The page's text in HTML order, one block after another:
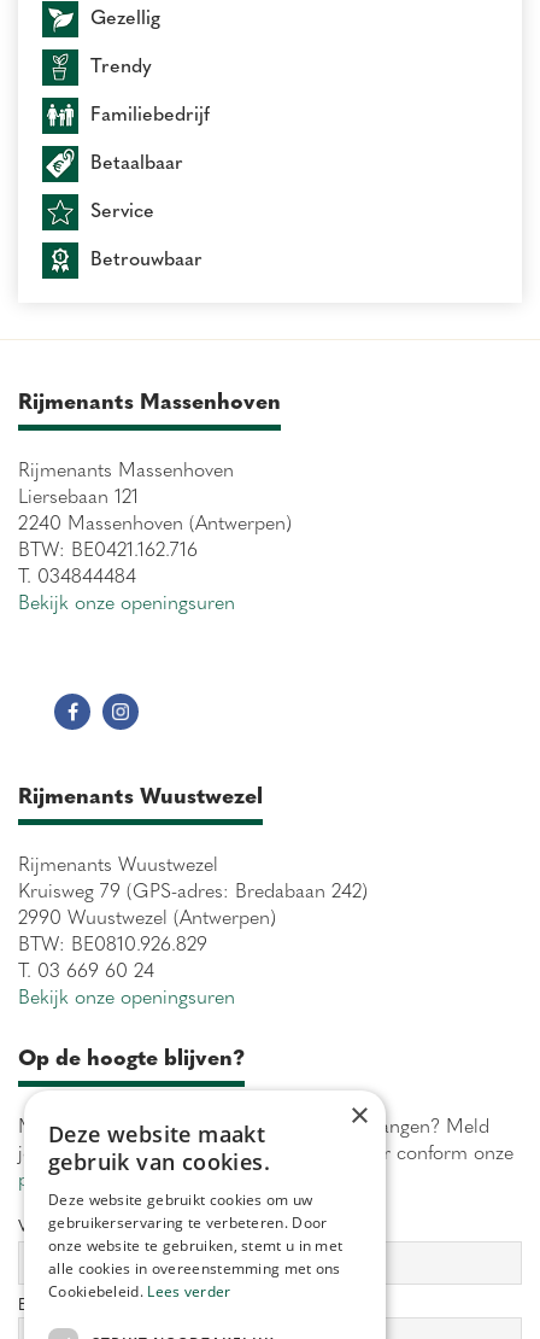
Gezellig
Trendy
Familiebedrijf
Betaalbaar
Service
Betrouwbaar
Rijmenants Massenhoven
Rijmenants Massenhoven
Liersebaan 121
2240 Massenhoven (Antwerpen)
BTW: BE0421.162.716
T. 034844484
Bekijk onze openingsuren
Rijmenants Wuustwezel
Rijmenants Wuustwezel
Kruisweg 79 (GPS-adres: Bredabaan 242)
2990 Wuustwezel (Antwerpen)
BTW: BE0810.926.829
T. 03 669 60 24
Bekijk onze openingsuren
Op de hoogte blijven?
Maximaal 1 keer per week onze acties ontvangen? Meld
je aan! Wij verwerken jouw gegevens secuur conform onze
privacy policy.
Voornaam: Achternaam:
E-mailadres:
×
Deze website maakt
gebruik van cookies.
Deze website gebruikt cookies om uw
gebruikerservaring te verbeteren. Door
onze website te gebruiken, stemt u in met
alle cookies in overeenstemming met ons
Cookiebeleid. Lees verder